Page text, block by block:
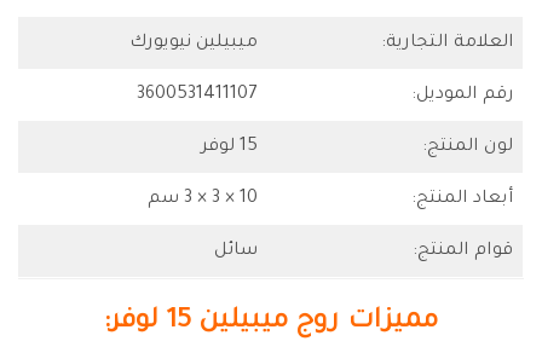
العلامة التجارية: ميبيلين نيويورك
رقم الموديل: 3600531411107
لون المنتج: 15 لوفر
أبعاد المنتج: 10 × 3 × 3 سم
قوام المنتج: سائل
مميزات روج ميبيلين 15 لوفر: